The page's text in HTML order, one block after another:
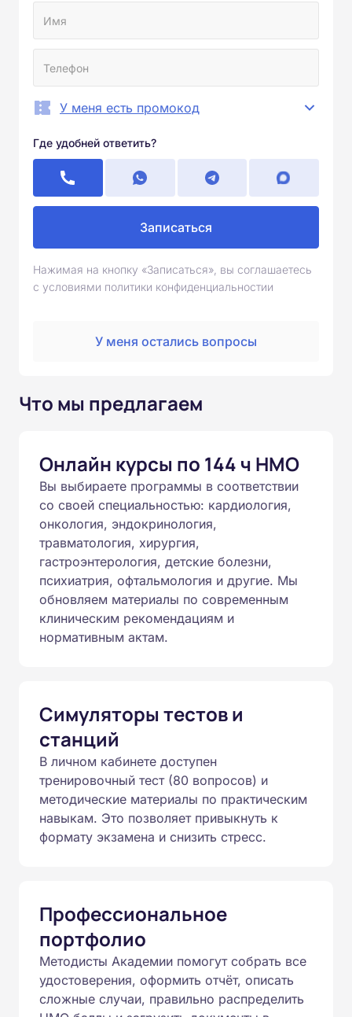
У меня есть промокод
Где удобней ответить?
Записаться
Нажимая на кнопку «Записаться», вы соглашаетесь
с условиями политики конфиденциальностии
У меня остались вопросы
Что мы предлагаем
Онлайн курсы по 144 ч НМО
Вы выбираете программы в соответствии
со своей специальностью: кардиология,
онкология, эндокринология,
травматология, хирургия,
гастроэнтерология, детские болезни,
психиатрия, офтальмология и другие. Мы
обновляем материалы по современным
клиническим рекомендациям и
нормативным актам.
Симуляторы тестов и
станций
В личном кабинете доступен
тренировочный тест (80 вопросов) и
методические материалы по практическим
навыкам. Это позволяет привыкнуть к
формату экзамена и снизить стресс.
Профессиональное
портфолио
Методисты Академии помогут собрать все
удостоверения, оформить отчёт, описать
сложные случаи, правильно распределить